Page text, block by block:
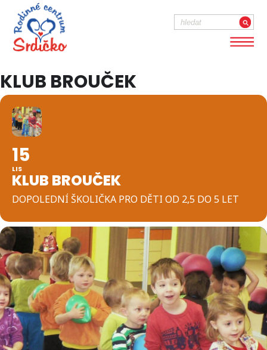
KLUB BROUČEK
15
LIS
KLUB BROUČEK
DOPOLEDNÍ ŠKOLIČKA PRO DĚTI OD 2,5 DO 5 LET